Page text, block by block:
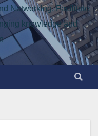
Networking, Facilitate
knowledge and